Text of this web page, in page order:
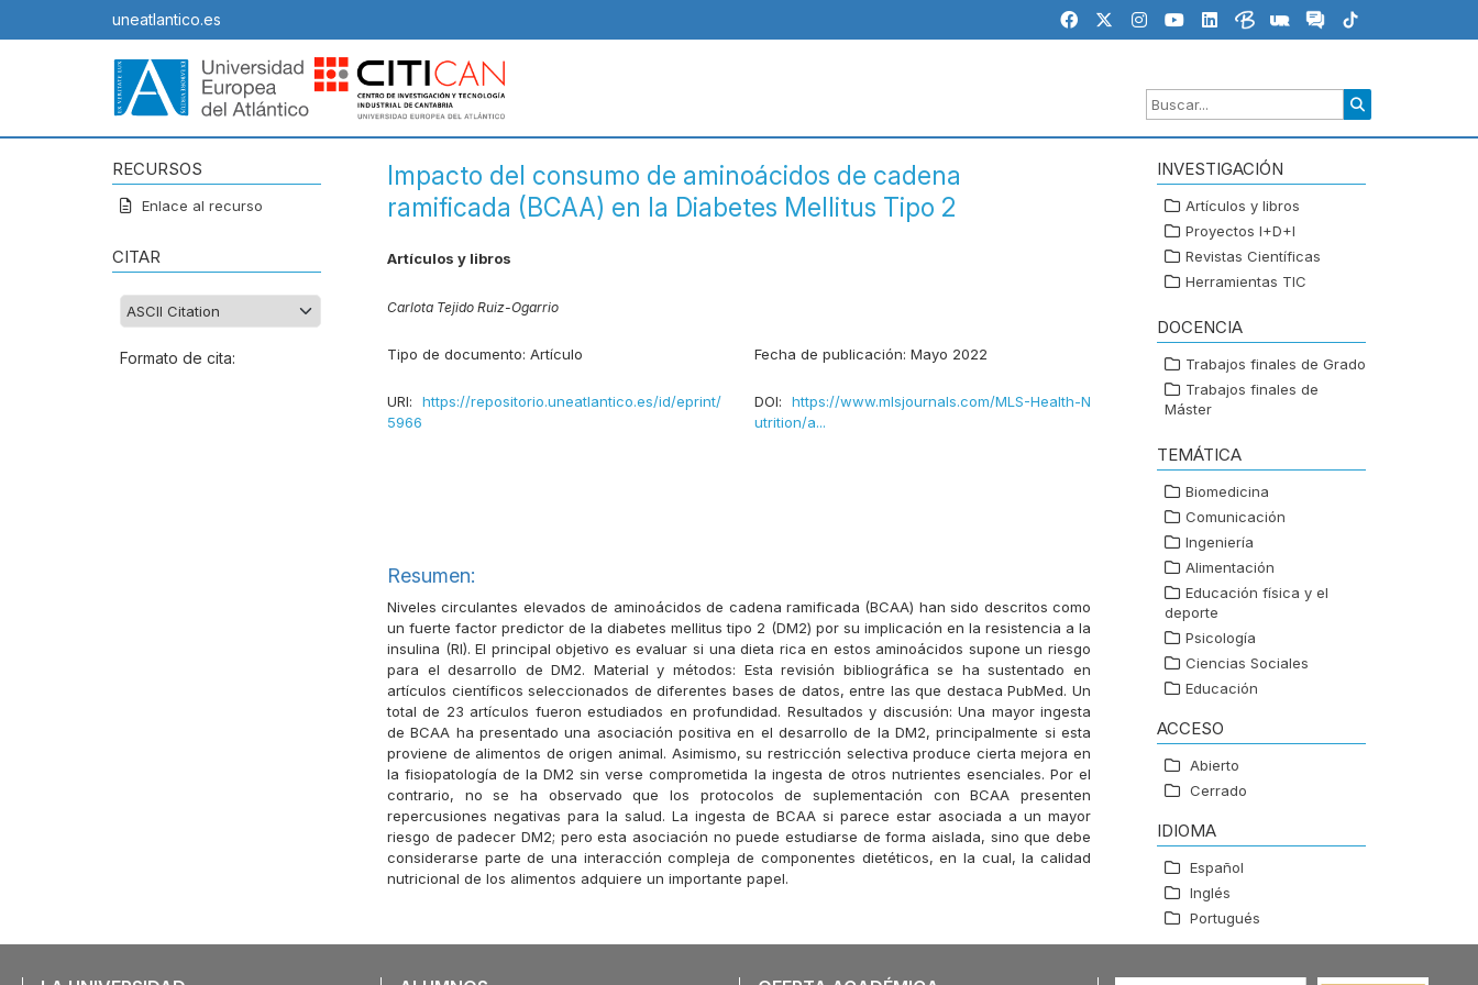
uneatlantico.es
RECURSOS
Enlace al recurso
CITAR
Formato de cita:
Impacto del consumo de aminoácidos de cadena
ramificada (BCAA) en la Diabetes Mellitus Tipo 2
Artículos y libros
Carlota Tejido Ruiz-Ogarrio
Tipo de documento: Artículo Fecha de publicación: Mayo 2022
URI: https://repositorio.uneatlantico.es/id/eprint/
5966
DOI: https://www.mlsjournals.com/MLS-Health-N
utrition/a...
Resumen:
Niveles circulantes elevados de aminoácidos de cadena ramificada (BCAA) han sido descritos como
un fuerte factor predictor de la diabetes mellitus tipo 2 (DM2) por su implicación en la resistencia a la
insulina (RI). El principal objetivo es evaluar si una dieta rica en estos aminoácidos supone un riesgo
para el desarrollo de DM2. Material y métodos: Esta revisión bibliográfica se ha sustentado en
artículos científicos seleccionados de diferentes bases de datos, entre las que destaca PubMed. Un
total de 23 artículos fueron estudiados en profundidad. Resultados y discusión: Una mayor ingesta
de BCAA ha presentado una asociación positiva en el desarrollo de la DM2, principalmente si esta
proviene de alimentos de origen animal. Asimismo, su restricción selectiva produce cierta mejora en
la fisiopatología de la DM2 sin verse comprometida la ingesta de otros nutrientes esenciales. Por el
contrario, no se ha observado que los protocolos de suplementación con BCAA presenten
repercusiones negativas para la salud. La ingesta de BCAA si parece estar asociada a un mayor
riesgo de padecer DM2; pero esta asociación no puede estudiarse de forma aislada, sino que debe
considerarse parte de una interacción compleja de componentes dietéticos, en la cual, la calidad
nutricional de los alimentos adquiere un importante papel.
INVESTIGACIÓN
Artículos y libros
Proyectos I+D+I
Revistas Científicas
Herramientas TIC
DOCENCIA
Trabajos finales de Grado
Trabajos finales de
Máster
TEMÁTICA
Biomedicina
Comunicación
Ingeniería
Alimentación
Educación física y el
deporte
Psicología
Ciencias Sociales
Educación
ACCESO
Abierto
Cerrado
IDIOMA
Español
Inglés
Portugués